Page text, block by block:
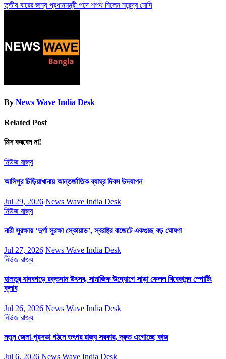
তৃতীয় বারের জন্য প্রধানমন্ত্রী পদে শপথ নিলেন নরেন্দ্র মোদি
By News Wave India Desk
Related Post
মিস করবেন না!
নিউজ রাজ্য
আলিপুর চিড়িয়াখানায় আন্তর্জাতিক ব্যাঘ্র দিবস উদযাপন
Jul 29, 2026 News Wave India Desk
নিউজ রাজ্য
নারী সুরক্ষায় ‘দুর্গা সুরক্ষা স্কোয়াড’, স্বরাষ্ট্র বাজেটে একগুচ্ছ বড় ঘোষণা
Jul 27, 2026 News Wave India Desk
নিউজ রাজ্য
হালতুর যাদবগড়ে রক্তদান উৎসব, সামাজিক উদ্যোগে সাড়া ফেলল বিবেকানন্দ স্পোর্টিং
ক্লাব
Jul 26, 2026 News Wave India Desk
নিউজ রাজ্য
নতুন জেলা-পুরসভা গঠনে তৎপর রাজ্য সরকার, দ্রুত এগোচ্ছে কাজ
Jul 6, 2026 News Wave India Desk